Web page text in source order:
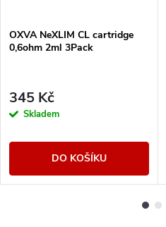
OXVA NeXLIM CL cartridge
0,6ohm 2ml 3Pack
345 Kč
Skladem
DO KOŠÍKU